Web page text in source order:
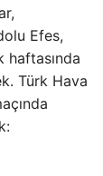
Efes,
haftasında
Türk Hava